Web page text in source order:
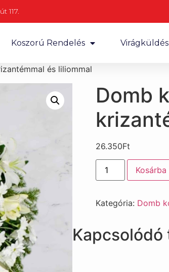
117.
Koszorú Rendelés Virágküldés
és liliommal
Domb
26.350Ft
Kategória: Domb